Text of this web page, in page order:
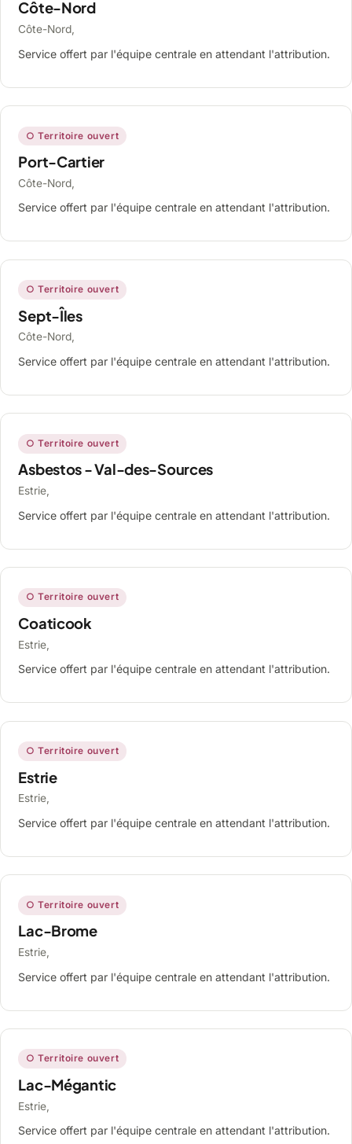
Côte-Nord
Côte-Nord,
Service offert par l'équipe centrale en attendant l'attribution.
○ Territoire ouvert
Port-Cartier
Côte-Nord,
Service offert par l'équipe centrale en attendant l'attribution.
○ Territoire ouvert
Sept-Îles
Côte-Nord,
Service offert par l'équipe centrale en attendant l'attribution.
○ Territoire ouvert
Asbestos - Val-des-Sources
Estrie,
Service offert par l'équipe centrale en attendant l'attribution.
○ Territoire ouvert
Coaticook
Estrie,
Service offert par l'équipe centrale en attendant l'attribution.
○ Territoire ouvert
Estrie
Estrie,
Service offert par l'équipe centrale en attendant l'attribution.
○ Territoire ouvert
Lac-Brome
Estrie,
Service offert par l'équipe centrale en attendant l'attribution.
○ Territoire ouvert
Lac-Mégantic
Estrie,
Service offert par l'équipe centrale en attendant l'attribution.